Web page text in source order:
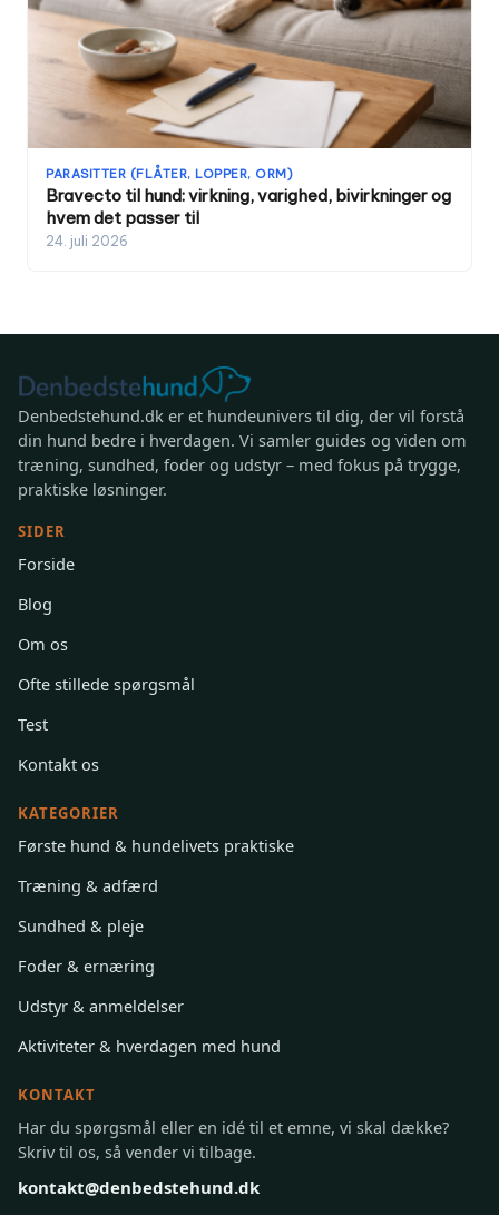
PARASITTER (FLÅTER, LOPPER, ORM)
Bravecto til hund: virkning, varighed, bivirkninger og
hvem det passer til
24. juli 2026
Denbedstehund.dk er et hundeunivers til dig, der vil forstå
din hund bedre i hverdagen. Vi samler guides og viden om
træning, sundhed, foder og udstyr – med fokus på trygge,
praktiske løsninger.
SIDER
Forside
Blog
Om os
Ofte stillede spørgsmål
Test
Kontakt os
KATEGORIER
Første hund & hundelivets praktiske
Træning & adfærd
Sundhed & pleje
Foder & ernæring
Udstyr & anmeldelser
Aktiviteter & hverdagen med hund
KONTAKT
Har du spørgsmål eller en idé til et emne, vi skal dække?
Skriv til os, så vender vi tilbage.
kontakt@denbedstehund.dk